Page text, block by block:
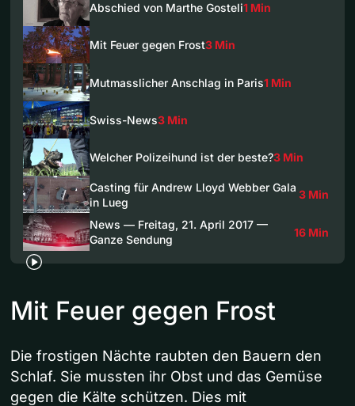
Abschied von Marthe Gosteli1 Min
Mit Feuer gegen Frost3 Min
Mutmasslicher Anschlag in Paris1 Min
Swiss-News3 Min
Welcher Polizeihund ist der beste?3 Min
Casting für Andrew Lloyd Webber Gala
in Lueg
3 Min
News — Freitag, 21. April 2017 —
Ganze Sendung
16 Min
Mit Feuer gegen Frost
Die frostigen Nächte raubten den Bauern den
Schlaf. Sie mussten ihr Obst und das Gemüse
gegen die Kälte schützen. Dies mit